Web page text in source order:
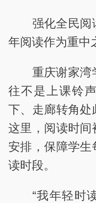
强化全民阅
年阅读作为重中
重庆谢家湾
往不是上课铃
下、走廊转角处
这里，阅读时间
安排，保障学生
读时段。
“我年轻时